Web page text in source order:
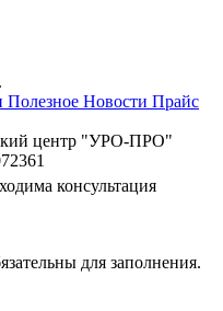
Полезное Новости Прайс
центр "УРО-ПРО"
консультация
для заполнения.